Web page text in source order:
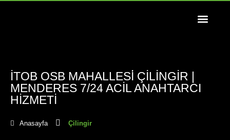
İTOB OSB MAHALLESİ ÇILINGIR |
MENDERES 7/24 ACIL ANAHTARCI
HIZMETI
Anasayfa Çilingir